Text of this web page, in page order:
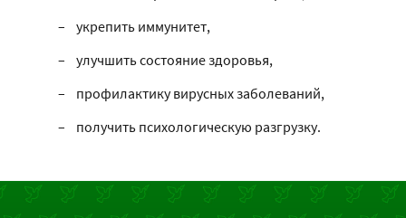
укрепить иммунитет,
улучшить состояние здоровья,
профилактику вирусных заболеваний,
получить психологическую разгрузку.